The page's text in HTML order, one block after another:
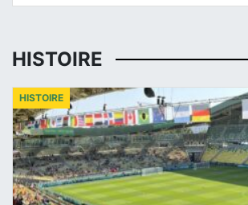
HISTOIRE
HISTOIRE